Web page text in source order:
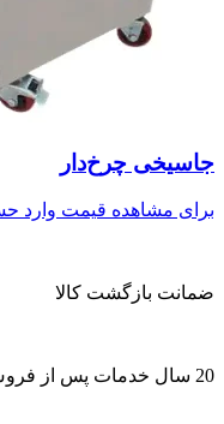
جاسیخی چرخ‌دار
برای مشاهده قیمت وارد
ضمانت بازگشت کالا
20 سال خدمات پس از فروش